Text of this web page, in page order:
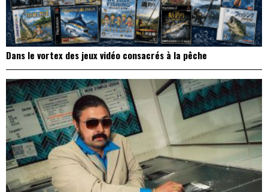
Dans le vortex des jeux vidéo consacrés à la pêche